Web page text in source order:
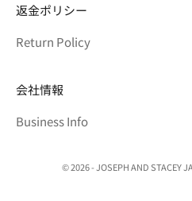
返金ポリシー
Return Policy
会社情報
Business Info
© 2026 - JOSEPH AND STACEY